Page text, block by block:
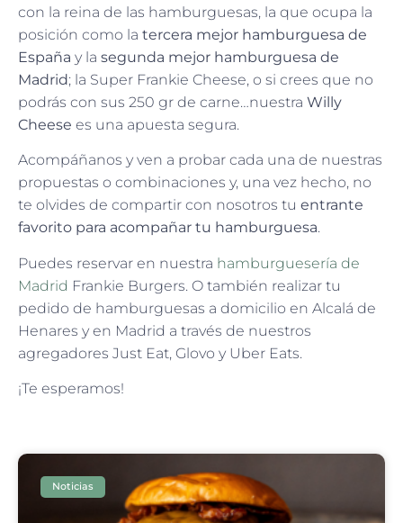
con la reina de las hamburguesas, la que ocupa la
posición como la tercera mejor hamburguesa de
España y la segunda mejor hamburguesa de
Madrid; la Super Frankie Cheese, o si crees que no
podrás con sus 250 gr de carne…nuestra Willy
Cheese es una apuesta segura.
Acompáñanos y ven a probar cada una de nuestras
propuestas o combinaciones y, una vez hecho, no
te olvides de compartir con nosotros tu entrante
favorito para acompañar tu hamburguesa.
Puedes reservar en nuestra hamburguesería de
Madrid Frankie Burgers. O también realizar tu
pedido de hamburguesas a domicilio en Alcalá de
Henares y en Madrid a través de nuestros
agregadores Just Eat, Glovo y Uber Eats.
¡Te esperamos!
Noticias